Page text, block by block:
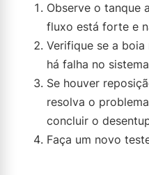
Observe o tanque
fluxo está forte e
Verifique se a
há falha no
Se houver
resolva o
concluir o
Faça um novo